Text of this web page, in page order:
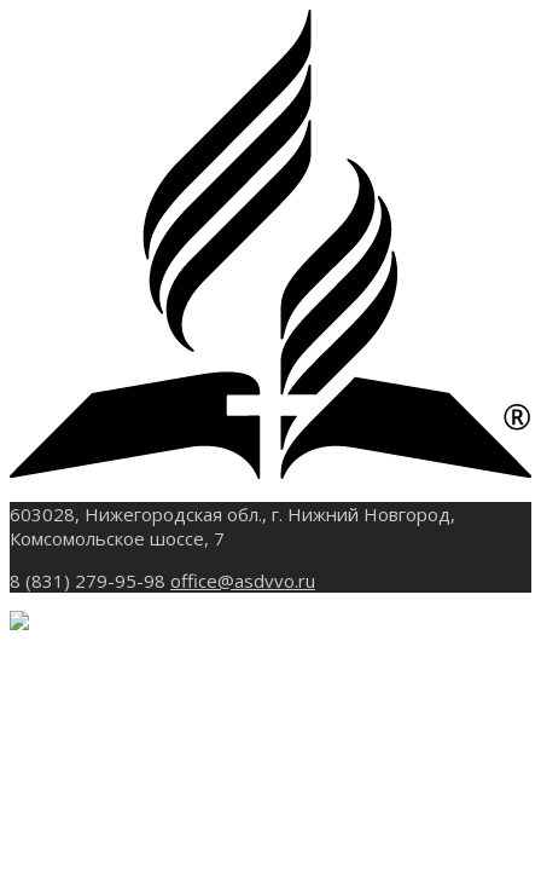
603028, Нижегородская обл., г. Нижний Новгород,
Комсомольское шоссе, 7
8 (831) 279-95-98 office@asdvvo.ru